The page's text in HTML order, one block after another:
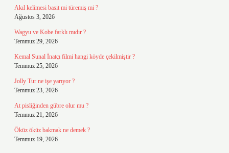
Akıl kelimesi basit mi türemiş mi ?
Ağustos 3, 2026
Wagyu ve Kobe farklı mıdır ?
Temmuz 29, 2026
Kemal Sunal İnatçı filmi hangi köyde çekilmiştir ?
Temmuz 25, 2026
Jolly Tur ne işe yarıyor ?
Temmuz 23, 2026
At pisliğinden gübre olur mu ?
Temmuz 21, 2026
Öküz öküz bakmak ne demek ?
Temmuz 19, 2026